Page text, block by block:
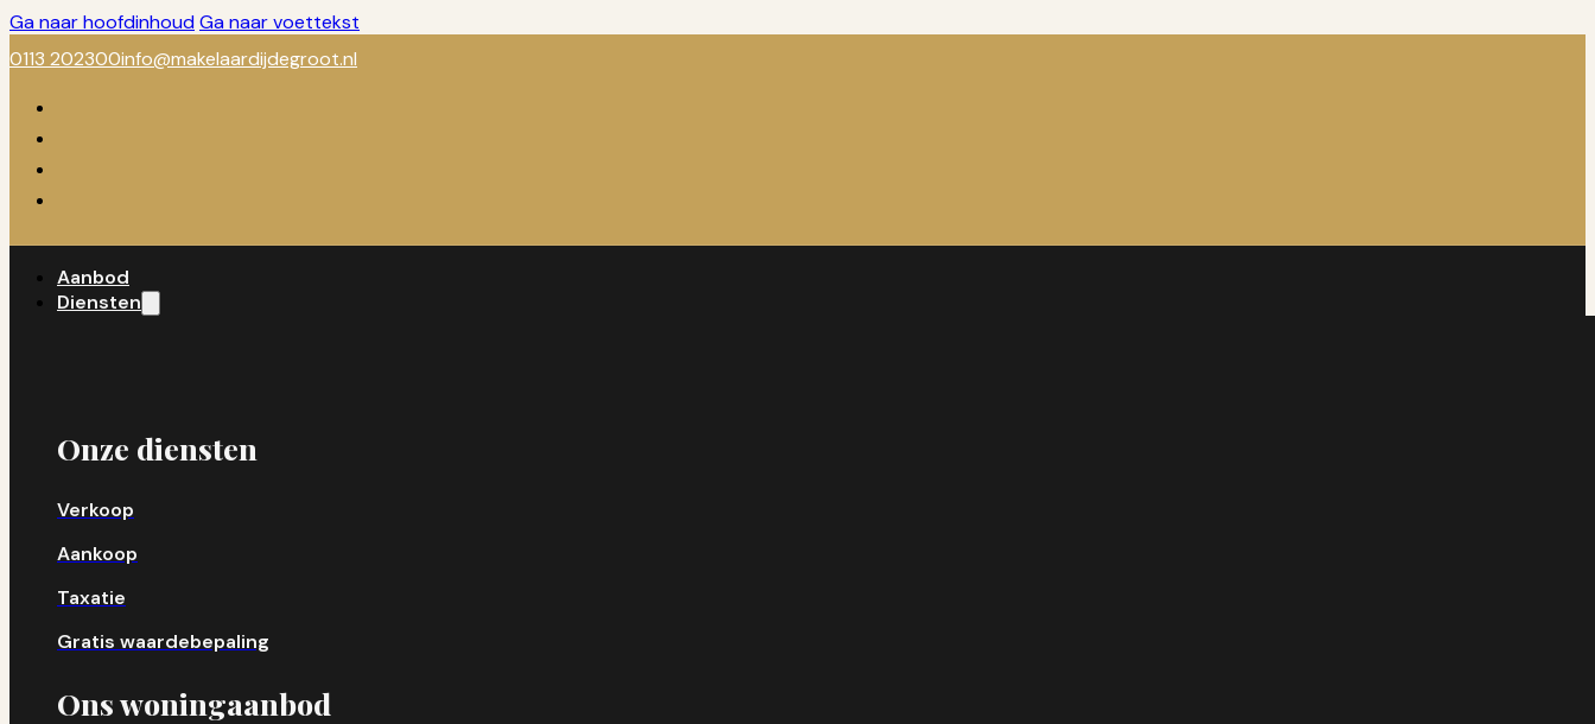
Ga naar hoofdinhoudGa naar voettekst
0113 202300info@makelaardijdegroot.nl
Aanbod
Diensten
Onze diensten
Verkoop
Aankoop
Taxatie
Gratis waardebepaling
Ons woningaanbod